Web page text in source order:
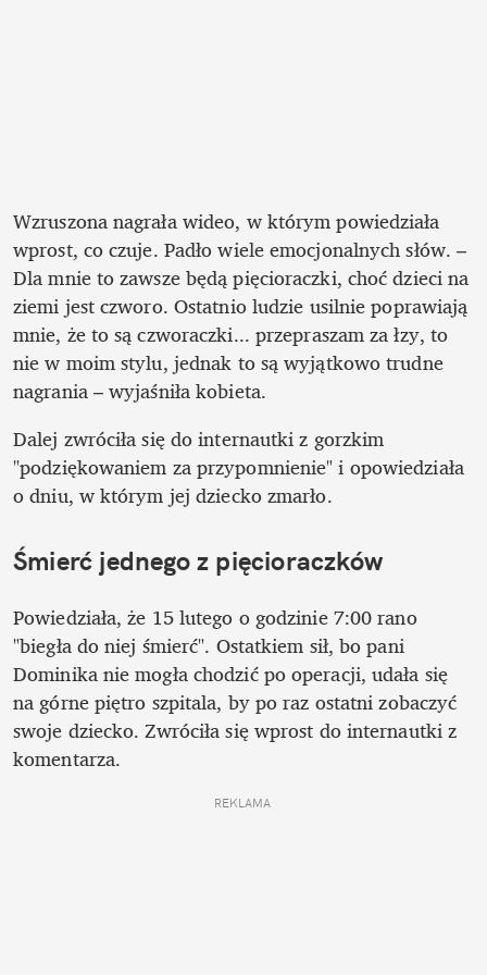
Wzruszona nagrała wideo, w którym powiedziała
wprost, co czuje. Padło wiele emocjonalnych słów. –
Dla mnie to zawsze będą pięcioraczki, choć dzieci na
ziemi jest czworo. Ostatnio ludzie usilnie poprawiają
mnie, że to są czworaczki... przepraszam za łzy, to
nie w moim stylu, jednak to są wyjątkowo trudne
nagrania – wyjaśniła kobieta.
Dalej zwróciła się do internautki z gorzkim
"podziękowaniem za przypomnienie" i opowiedziała
o dniu, w którym jej dziecko zmarło.
Śmierć jednego z pięcioraczków
Powiedziała, że 15 lutego o godzinie 7:00 rano
"biegła do niej śmierć". Ostatkiem sił, bo pani
Dominika nie mogła chodzić po operacji, udała się
na górne piętro szpitala, by po raz ostatni zobaczyć
swoje dziecko. Zwróciła się wprost do internautki z
komentarza.
REKLAMA